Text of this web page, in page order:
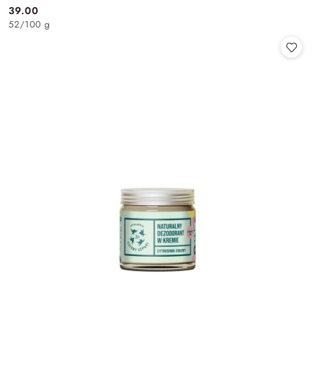
Cena:
39.00
52/100 g